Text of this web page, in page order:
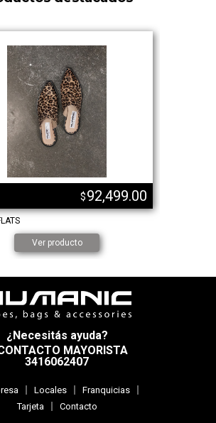
$92,499.00
Ver producto
¿Necesitás ayuda?
MAYORISTA
3416062407
Locales
Franquicias
Tarjeta
Contacto